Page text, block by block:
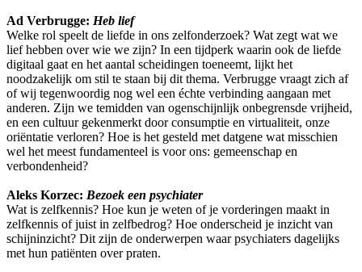
Ad Verbrugge: Heb lief
Welke rol speelt de liefde in ons zelfonderzoek? Wat zegt wat we
lief hebben over wie we zijn? In een tijdperk waarin ook de liefde
digitaal gaat en het aantal scheidingen toeneemt, lijkt het
noodzakelijk om stil te staan bij dit thema. Verbrugge vraagt zich af
of wij tegenwoordig nog wel een échte verbinding aangaan met
anderen. Zijn we temidden van ogenschijnlijk onbegrensde vrijheid,
en een cultuur gekenmerkt door consumptie en virtualiteit, onze
oriëntatie verloren? Hoe is het gesteld met datgene wat misschien
wel het meest fundamenteel is voor ons: gemeenschap en
verbondenheid?
Aleks Korzec: Bezoek een psychiater
Wat is zelfkennis? Hoe kun je weten of je vorderingen maakt in
zelfkennis of juist in zelfbedrog? Hoe onderscheid je inzicht van
schijninzicht? Dit zijn de onderwerpen waar psychiaters dagelijks
met hun patiënten over praten.